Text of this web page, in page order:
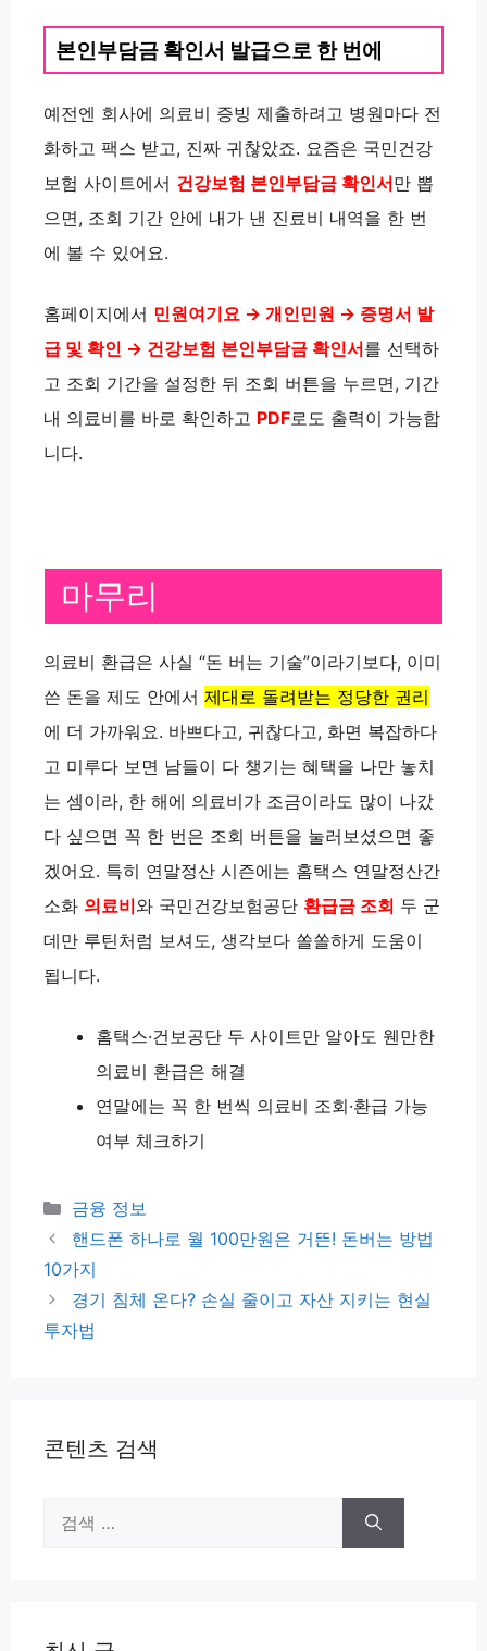
본인부담금 확인서 발급으로 한 번에
예전엔 회사에 의료비 증빙 제출하려고 병원마다 전
화하고 팩스 받고, 진짜 귀찮았죠. 요즘은 국민건강
보험 사이트에서 건강보험 본인부담금 확인서만 뽑
으면, 조회 기간 안에 내가 낸 진료비 내역을 한 번
에 볼 수 있어요.
홈페이지에서 민원여기요 → 개인민원 → 증명서 발
급 및 확인 → 건강보험 본인부담금 확인서를 선택하
고 조회 기간을 설정한 뒤 조회 버튼을 누르면, 기간
내 의료비를 바로 확인하고 PDF로도 출력이 가능합
니다.
마무리
의료비 환급은 사실 “돈 버는 기술”이라기보다, 이미
쓴 돈을 제도 안에서 제대로 돌려받는 정당한 권리
에 더 가까워요. 바쁘다고, 귀찮다고, 화면 복잡하다
고 미루다 보면 남들이 다 챙기는 혜택을 나만 놓치
는 셈이라, 한 해에 의료비가 조금이라도 많이 나갔
다 싶으면 꼭 한 번은 조회 버튼을 눌러보셨으면 좋
겠어요. 특히 연말정산 시즌에는 홈택스 연말정산간
소화 의료비와 국민건강보험공단 환급금 조회 두 군
데만 루틴처럼 보셔도, 생각보다 쏠쏠하게 도움이
됩니다.
홈택스·건보공단 두 사이트만 알아도 웬만한
의료비 환급은 해결
연말에는 꼭 한 번씩 의료비 조회·환급 가능
여부 체크하기
카
테
고
리
금융 정보
핸드폰 하나로 월 100만원은 거뜬! 돈버는 방법
10가지
경기 침체 온다? 손실 줄이고 자산 지키는 현실
투자법
콘텐츠 검색